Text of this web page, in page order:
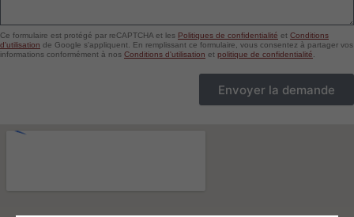
Ce formulaire est protégé par reCAPTCHA et les Politiques de confidentialité et Conditions
d'utilisation de Google s'appliquent. En remplissant ce formulaire, vous consentez à partager vos
informations conformément à nos Conditions d'utilisation et politique de confidentialité
Envoyer la demande